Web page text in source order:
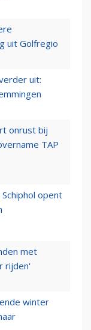
uit Golfregio
uit:
onrust bij
TAP
opent
met
rijden'
winter